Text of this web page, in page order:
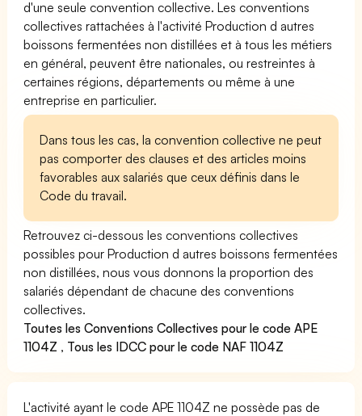
d'une seule convention collective. Les conventions
collectives rattachées à l'activité Production d autres
boissons fermentées non distillées et à tous les métiers
en général, peuvent être nationales, ou restreintes à
certaines régions, départements ou même à une
entreprise en particulier.
Dans tous les cas, la convention collective ne peut
pas comporter des clauses et des articles moins
favorables aux salariés que ceux définis dans le
Code du travail.
Retrouvez ci-dessous les conventions collectives
possibles pour Production d autres boissons fermentées
non distillées, nous vous donnons la proportion des
salariés dépendant de chacune des conventions
collectives.
Toutes les Conventions Collectives pour le code APE
1104Z , Tous les IDCC pour le code NAF 1104Z
L'activité ayant le code APE 1104Z ne possède pas de